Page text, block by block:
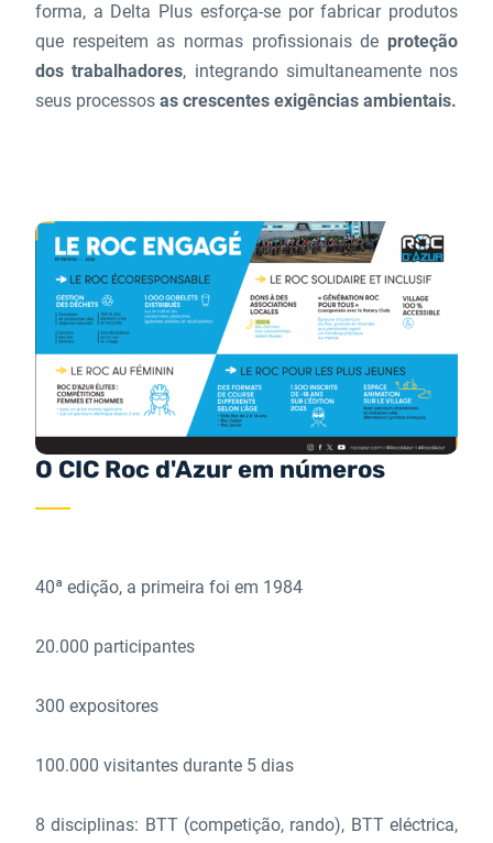
forma, a Delta Plus esforça-se por fabricar produtos
que respeitem as normas profissionais de proteção
dos trabalhadores, integrando simultaneamente nos
seus processos as crescentes exigências ambientais.
O CIC Roc d'Azur em números
40ª edição, a primeira foi em 1984
20.000 participantes
300 expositores
100.000 visitantes durante 5 dias
8 disciplinas: BTT (competição, rando), BTT eléctrica,